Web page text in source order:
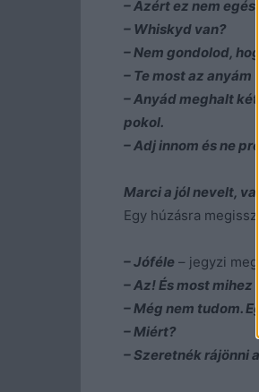
– Azért ez nem
– Whiskyd van?
– Nem gondolod,
– Te most az anyám
– Anyád meghalt
pokol.
– Adj innom és ne
Marci a jól nevelt,
Egy húzásra
– Jóféle – jegyzi meg.
– Az! És most mihez
– Még nem tudom.
– Miért?
– Szeretnék rájönni